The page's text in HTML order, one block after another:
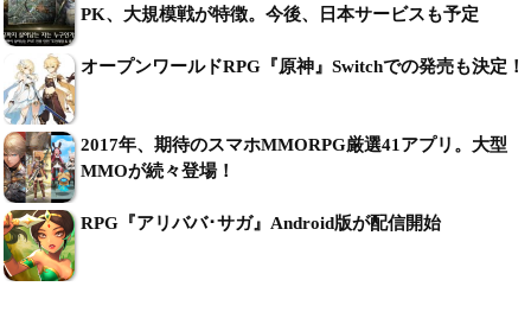
PK、大規模戦が特徴。今後、日本サービスも予定
オープンワールドRPG『原神』Switchでの発売も決定！
2017年、期待のスマホMMORPG厳選41アプリ。大型
MMOが続々登場！
RPG『アリババ･サガ』Android版が配信開始